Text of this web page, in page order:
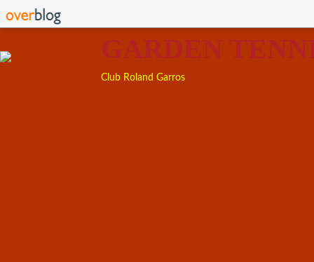
GARDEN
Club Roland Garros